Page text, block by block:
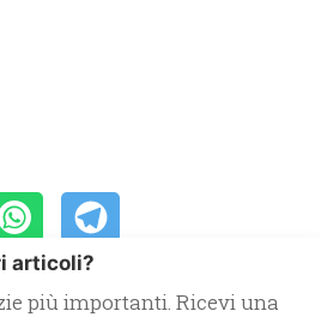
articoli?
più importanti. Ricevi una